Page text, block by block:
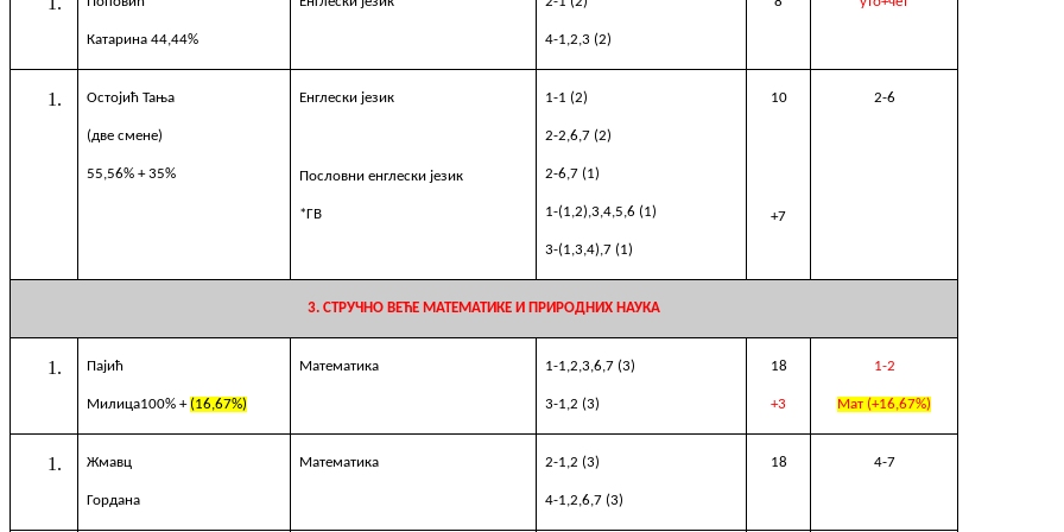
Кaтарина44,44% 4-1,2,3 (2)
Остојић Тања
(две смене)
55,56% + 35%
Eнглески језик
Пословни енглески језик
*ГВ
1-1 (2)
2-2,6,7 (2)
2-6,7 (1)
1-(1,2),3,4,5,6 (1)
3-(1,3,4),7 (1)
10
+7
2-6
3. СТРУЧНО ВЕЋЕ МАТЕМАТИКЕ И ПРИРОДНИХ НАУКА
Пајић
Mилица100% + (16,67%)
Математика 1-1,2,3,6,7 (3)
3-1,2 (3)
18
+3
1-2
Мат (+16,67%)
Жмавц
Гордана
Математика 2-1,2 (3)
4-1,2,6,7 (3)
18 4-7